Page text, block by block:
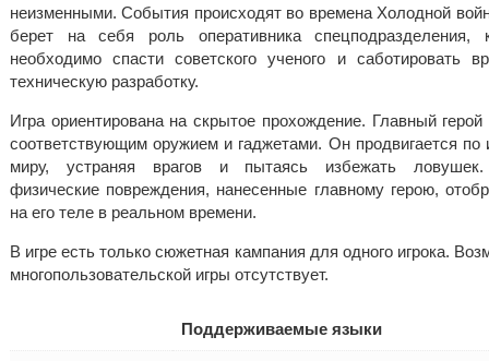
неизменными. События происходят во времена Холодной
берет на себя роль оперативника спецподразделения,
необходимо спасти советского ученого и саботировать
техническую разработку.
Игра ориентирована на скрытое прохождение. Главный
соответствующим оружием и гаджетами. Он продвигается по
миру, устраняя врагов и пытаясь избежать
физические повреждения, нанесенные главному герою,
на его теле в реальном времени.
В игре есть только сюжетная кампания для одного игрока.
многопользовательской игры отсутствует.
Поддерживаемые языки